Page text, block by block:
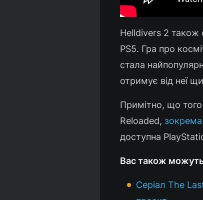
Helldivers 2 також
PS5. Гра про
стала
отримує від неї
Примітно, що
Reloaded, зокрема
доступна
Вас також можуть
Серіал The